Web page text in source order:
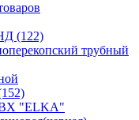
(122)
трубный
"ELKA"